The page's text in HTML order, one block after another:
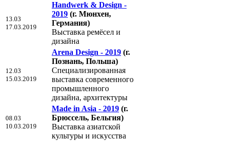
13.03
17.03.2019
Handwerk & Design -
2019 (г. Мюнхен,
Германия)
Выставка ремёсел и
дизайна
12.03
15.03.2019
Arena Design - 2019 (г.
Познань, Польша)
Специализированная
выставка современного
промышленного
дизайна, архитектуры
08.03
10.03.2019
Made in Asia - 2019 (г.
Брюссель, Бельгия)
Выставка азиатской
культуры и искусства